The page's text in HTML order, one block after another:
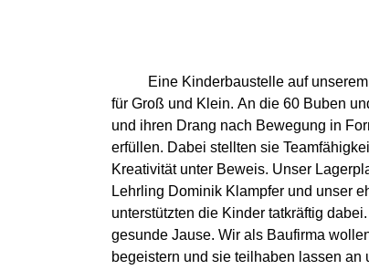
Eine Kinderbaustelle auf unserem
für Groß und Klein. An die 60 Buben
und ihren Drang nach Bewegung in
erfüllen. Dabei stellten sie
Kreativität unter Beweis. Unser
Lehrling Dominik Klampfer und unser
unterstützten die Kinder tatkräftig
gesunde Jause. Wir als Baufirma
begeistern und sie teilhaben lassen an